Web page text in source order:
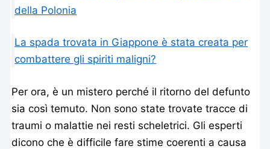
della Polonia
La spada trovata in Giappone è stata creata per
combattere gli spiriti maligni?
Per ora, è un mistero perché il ritorno del defunto
sia così temuto. Non sono state trovate tracce di
traumi o malattie nei resti scheletrici. Gli esperti
dicono che è difficile fare stime coerenti a causa